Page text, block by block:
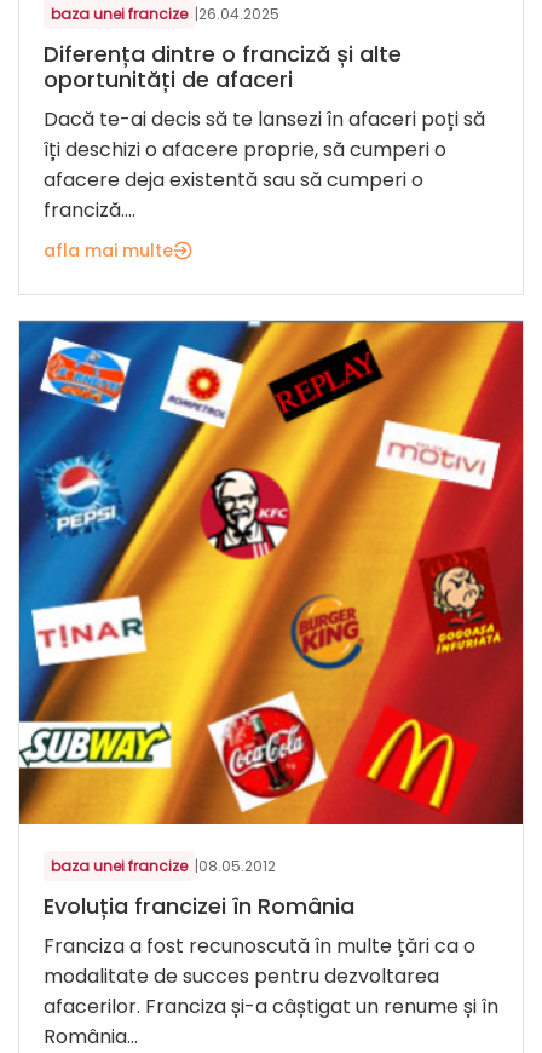
baza unei francize 26.04.2025
Diferența dintre o franciză și alte
oportunități de afaceri
Dacă te-ai decis să te lansezi în afaceri poți să
îți deschizi o afacere proprie, să cumperi o
afacere deja existentă sau să cumperi o
franciză....
afla mai multe
baza unei francize 08.05.2012
Evoluția francizei în România
Franciza a fost recunoscută în multe țări ca o
modalitate de succes pentru dezvoltarea
afacerilor. Franciza și-a câștigat un renume și în
România...